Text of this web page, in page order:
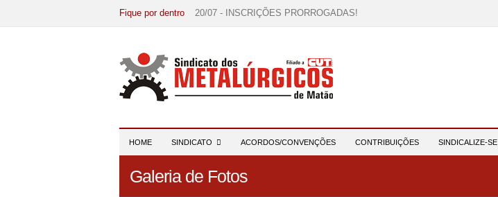
Fique por dentro 20/07 - INSCRIÇÕES PRORROGADAS!
07/07 - Increva-se! Link na descrição!
03/08 - DATA-BASE 2026: HORA DE UNIÃO E MOBILIZAÇÃO!
HOME SINDICATO ACORDOS/CONVENÇÕES CONTRIBUIÇÕES SINDICALIZE-SE
Galeria de Fotos